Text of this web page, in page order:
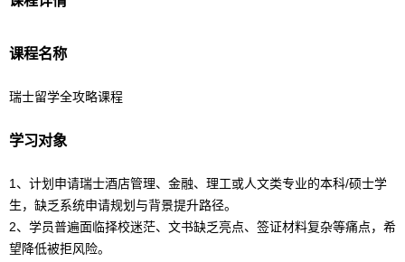
课程名称
瑞士留学全攻略课程
学习对象
1、计划申请瑞士酒店管理、金融、理工或人文类专业的本科/硕士学
生，缺乏系统申请规划与背景提升路径。
2、学员普遍面临择校迷茫、文书缺乏亮点、签证材料复杂等痛点，希
望降低被拒风险。